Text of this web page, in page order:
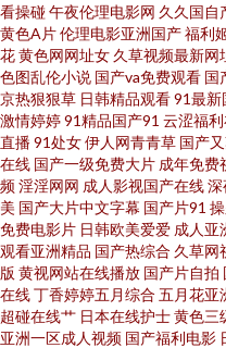
料视频网站 国产TS社区 欧美日
网页 亚洲狠狠操网 国产精品白 日
啊3 深夜天堂导航 97超碰免费公开
结衣一本道 欧美日A片 91po豆花
天干 色香焦尹人网 99热在 精品久
一本道 av奇色 老湿机91 亚洲女
看操碰午夜伦理电影网 久久国自
黄色A片伦理电影亚洲国产福利
花黄色网网址女 久草视频最新网
色图乱伦小说 国产va免费观看 国
京热狠狠草 日韩精品观看91最新
激情婷婷91精品国产91 云涩福
直播91处女伊人网青青草 国产
在线 国产一级免费大片 成年免费
频淫淫网网 成人影视国产在线深
美 国产大片中文字幕 国产片91
免费电影片 日韩欧美爱爱 成人亚
观看亚洲精品 国产热综合 久草网
版 黄视网站在线播放 国产片自拍
在线丁香婷婷五月综合 五月花亚
超碰在线艹 日本在线护士黄色三
亚洲一区成人视频 国产福利电影